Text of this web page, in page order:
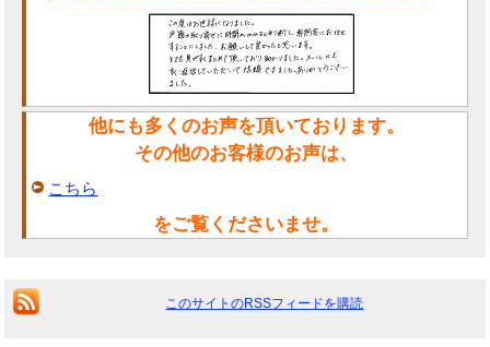
他にも多くのお声を頂いております。
その他のお客様のお声は、
こちら
をご覧くださいませ。
このサイトのRSSフィードを購読